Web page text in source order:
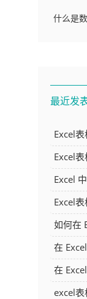
什么是
最近发
Excel
Excel
解析
Excel
字的多
Excel
如何在
容
在
时都显
在
面指南
excel